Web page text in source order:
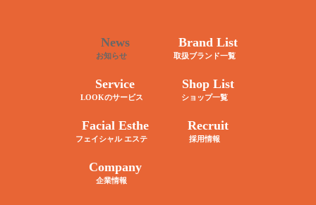
News
お知らせ
Brand List
取扱ブランド一覧
Service
LOOKのサービス
Shop List
ショップ一覧
Facial Esthe
フェイシャル エステ
Recruit
採用情報
Company
企業情報